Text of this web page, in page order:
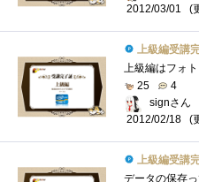
2012/03/01
(
上級編受講完
25
4
signさん
2012/02/18
(
上級編受講完